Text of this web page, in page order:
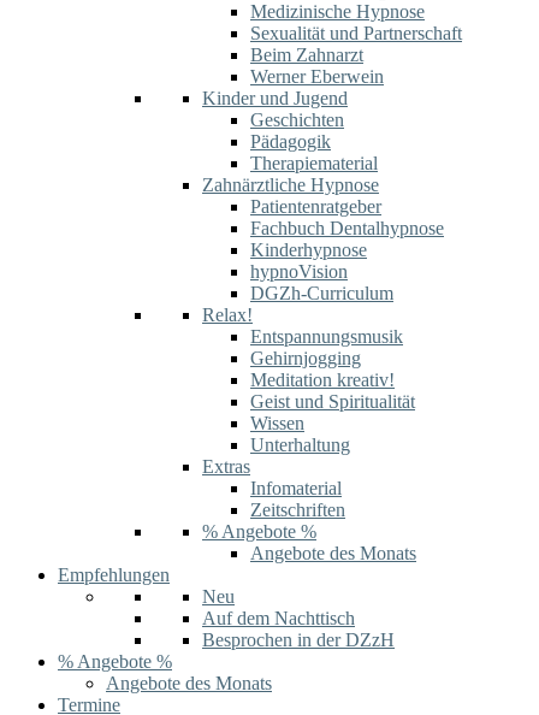
Medizinische Hypnose
Sexualität und Partnerschaft
Beim Zahnarzt
Werner Eberwein
Kinder und Jugend
Geschichten
Pädagogik
Therapiematerial
Zahnärztliche Hypnose
Patientenratgeber
Fachbuch Dentalhypnose
Kinderhypnose
hypnoVision
DGZh-Curriculum
Relax!
Entspannungsmusik
Gehirnjogging
Meditation kreativ!
Geist und Spiritualität
Wissen
Unterhaltung
Extras
Infomaterial
Zeitschriften
% Angebote %
Angebote des Monats
Empfehlungen
Neu
Auf dem Nachttisch
Besprochen in der DZzH
% Angebote %
Angebote des Monats
Termine